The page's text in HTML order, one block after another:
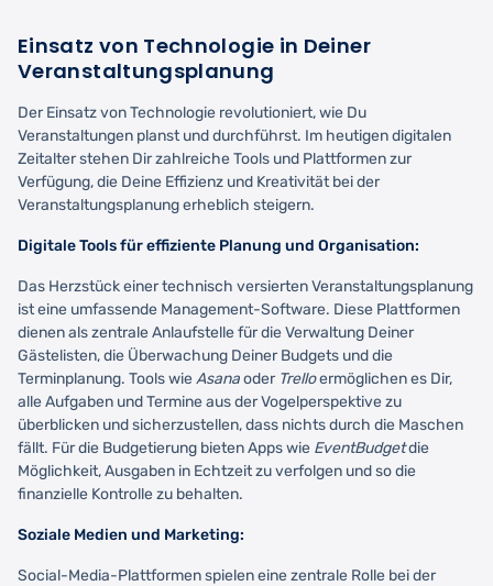
Einsatz von Technologie in Deiner
Veranstaltungsplanung
Der Einsatz von Technologie revolutioniert, wie Du
Veranstaltungen planst und durchführst. Im heutigen digitalen
Zeitalter stehen Dir zahlreiche Tools und Plattformen zur
Verfügung, die Deine Effizienz und Kreativität bei der
Veranstaltungsplanung erheblich steigern.
Digitale Tools für effiziente Planung und Organisation:
Das Herzstück einer technisch versierten Veranstaltungsplanung
ist eine umfassende Management-Software. Diese Plattformen
dienen als zentrale Anlaufstelle für die Verwaltung Deiner
Gästelisten, die Überwachung Deiner Budgets und die
Terminplanung. Tools wieAsanaoder Trelloermöglichen es Dir,
alle Aufgaben und Termine aus der Vogelperspektive zu
überblicken und sicherzustellen, dass nichts durch die Maschen
fällt. Für die Budgetierung bieten Apps wie EventBudgetdie
Möglichkeit, Ausgaben in Echtzeit zu verfolgen und so die
finanzielle Kontrolle zu behalten.
Soziale Medien und Marketing:
Social-Media-Plattformen spielen eine zentrale Rolle bei der